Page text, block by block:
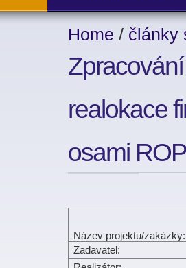
Home / články
realokace
osami
Název projektu/zakázky:
Zadavatel: